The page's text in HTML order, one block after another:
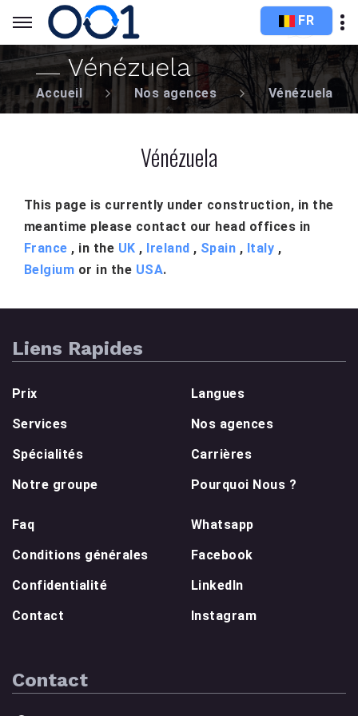
FR
Vénézuela
Accueil Nos agences Vénézuela
Vénézuela
This page is currently under construction, in the
meantime please contact our head offices in
France , in the UK , Ireland , Spain , Italy ,
Belgium or in the USA.
Liens Rapides
Prix
Services
Spécialités
Notre groupe
Langues
Nos agences
Carrières
Pourquoi Nous ?
Faq
Conditions générales
Confidentialité
Contact
Whatsapp
Facebook
LinkedIn
Instagram
Contact